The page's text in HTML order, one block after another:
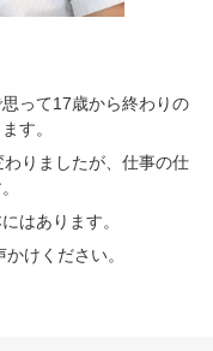
って17歳から終わりの
す。
りましたが、仕事の仕
はあります。
けください。